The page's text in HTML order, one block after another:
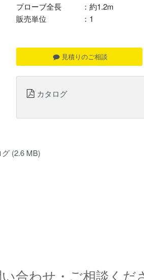
プローブ全長
：約1.2m
販売単位
： 1
見積りのご相談
カタログ
グ (2.6 MB)
合わせ・ご相談くだ